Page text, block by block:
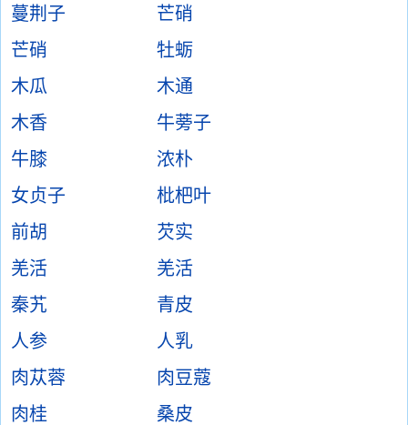
蔓荆子
芒硝
芒硝
牡蛎
木瓜
木通
木香
牛蒡子
牛膝
浓朴
女贞子
枇杷叶
前胡
芡实
羌活
羌活
秦艽
青皮
人参
人乳
肉苁蓉
肉豆蔻
肉桂
桑皮